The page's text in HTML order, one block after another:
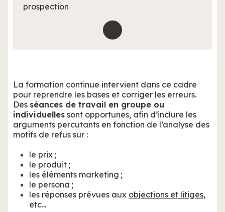
prospection
La formation continue intervient dans ce cadre
pour reprendre les bases et corriger les erreurs.
Des séances de travail en groupe ou
individuelles sont opportunes, afin d’inclure les
arguments percutants en fonction de l’analyse des
motifs de refus sur :
le prix ;
le produit ;
les éléments marketing ;
le persona ;
les réponses prévues aux objections et litiges,
etc...